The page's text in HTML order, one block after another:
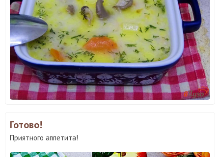
Готово!
Приятного аппетита!